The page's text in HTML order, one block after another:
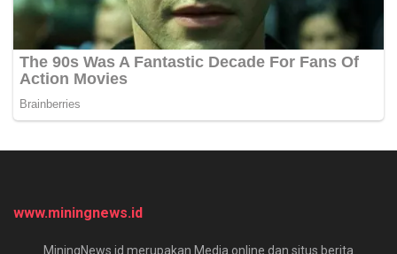
www.miningnews.id
MiningNews.id merupakan Media online dan situs berita